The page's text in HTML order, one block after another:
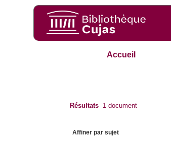
Accueil
Résultats 1 document
Affiner par sujet